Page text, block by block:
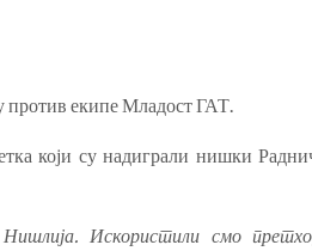
против екипе Младост ГАТ.
који су надиграли нишки
Искористили смо